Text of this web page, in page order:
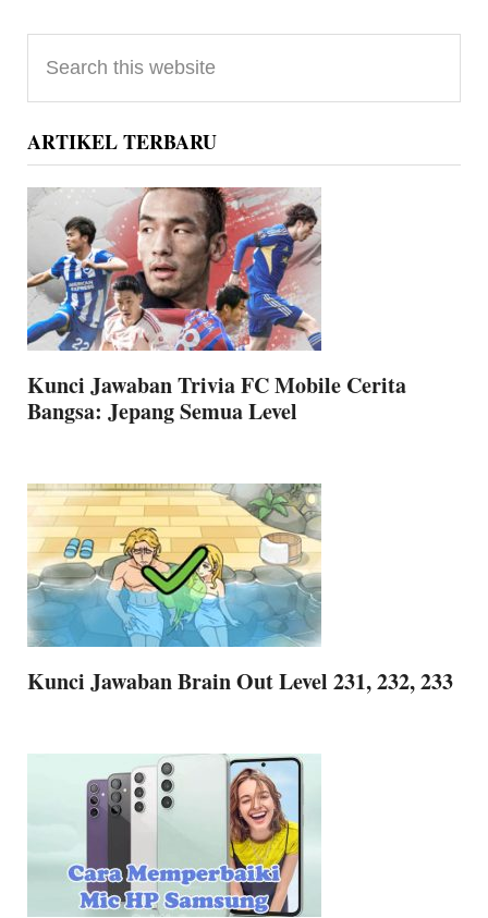
Primary
Sidebar
this
website
ARTIKEL TERBARU
Kunci Jawaban Trivia FC Mobile Cerita
Bangsa: Jepang Semua Level
Kunci Jawaban Brain Out Level 231, 232, 233